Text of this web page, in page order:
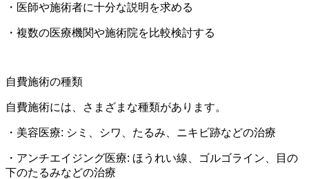
・医師や施術者に十分な説明を求める
・複数の医療機関や施術院を比較検討する
自費施術の種類
自費施術には、さまざまな種類があります。
・美容医療: シミ、シワ、たるみ、ニキビ跡などの治療
・アンチエイジング医療: ほうれい線、ゴルゴライン、目の
下のたるみなどの治療